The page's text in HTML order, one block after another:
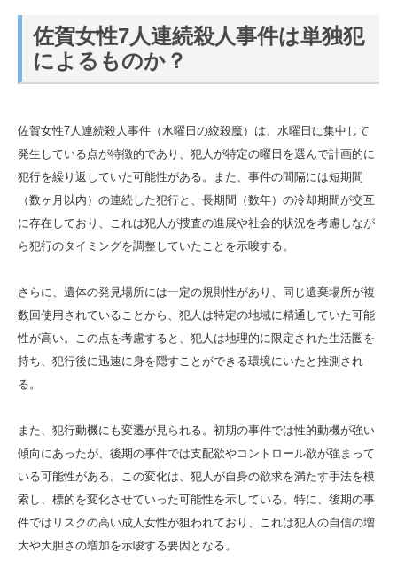
佐賀女性7人連続殺人事件は単独犯
によるものか？
佐賀女性7人連続殺人事件（水曜日の絞殺魔）は、水曜日に集中して
発生している点が特徴的であり、犯人が特定の曜日を選んで計画的に
犯行を繰り返していた可能性がある。また、事件の間隔には短期間
（数ヶ月以内）の連続した犯行と、長期間（数年）の冷却期間が交互
に存在しており、これは犯人が捜査の進展や社会的状況を考慮しなが
ら犯行のタイミングを調整していたことを示唆する。
さらに、遺体の発見場所には一定の規則性があり、同じ遺棄場所が複
数回使用されていることから、犯人は特定の地域に精通していた可能
性が高い。この点を考慮すると、犯人は地理的に限定された生活圏を
持ち、犯行後に迅速に身を隠すことができる環境にいたと推測され
る。
また、犯行動機にも変遷が見られる。初期の事件では性的動機が強い
傾向にあったが、後期の事件では支配欲やコントロール欲が強まって
いる可能性がある。この変化は、犯人が自身の欲求を満たす手法を模
索し、標的を変化させていった可能性を示している。特に、後期の事
件ではリスクの高い成人女性が狙われており、これは犯人の自信の増
大や大胆さの増加を示唆する要因となる。